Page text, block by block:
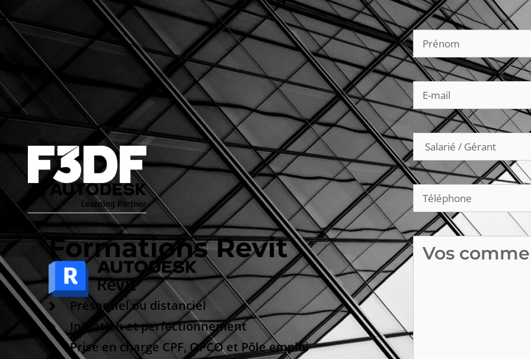
Formations Revit
Présentiel ou distanciel
Initiation et perfectionnement
Prise en charge CPF, OPCO et Pôle emploi
Nom (Nécessaire)
mail(Nécessaire)
Type (Nécessaire)
Téléphone
Commentaires